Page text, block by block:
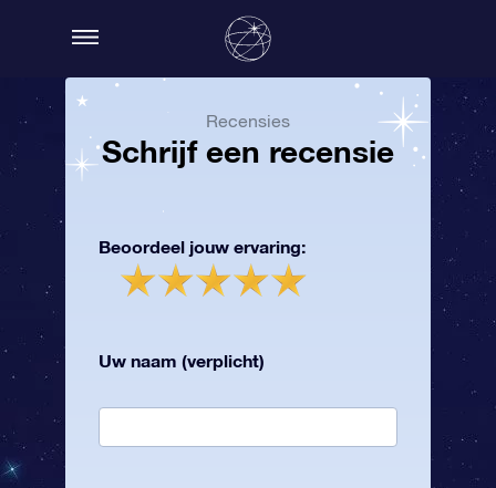
Recensies
Schrijf een recensie
Beoordeel jouw ervaring:
Uw naam (verplicht)